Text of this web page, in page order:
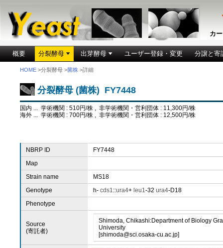
カ
概要 分裂酵母 出芽酵母 ユーザー登録・変更 分譲と寄
HOME >分裂酵母 >菌株 >詳細
分裂酵母 (菌株) FY7448
国内 ... 学術機関 : 510円/株 , 非学術機関・営利団体 : 11,300円/株
海外 ... 学術機関 : 700円/株 , 非学術機関・営利団体 : 12,500円/株
NBRP ID
FY7448
Map
Strain name
MS18
Genotype
h- cds1::ura4+ leu1-32 ura4-D18
Phenotype
Source
(寄託者)
Shimoda, Chikashi:Department of Biology
University
[shimoda@sci.osaka-cu.ac.jp]